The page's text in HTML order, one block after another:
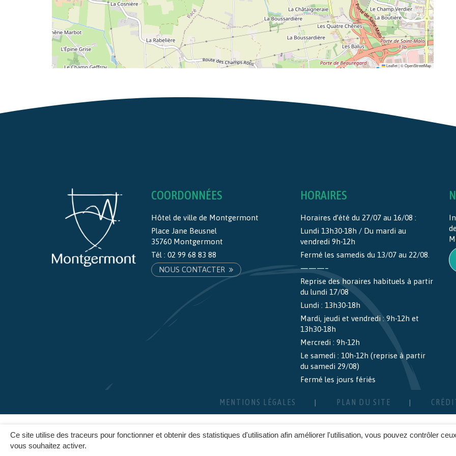
Ce site utilise des traceurs pour fonctionner et obtenir des statistiques d'utilisation afin améliorer l'utilisation, vous pouvez contrôler
vous souhaitez activer.
Leaflet|©OpenStreetMap
COORDONNÉES
Hôtel de ville de Montgermont
Place Jane Beusnel
35760 Montgermont
Tél : 02 99 68 83 88
NOUS CONTACTER
HORAIRES
Horaires d’été du 27/07 au 16/08 :
Lundi 13h30-18h / Du mardi au
vendredi 9h-12h
Fermé les samedis du 13/07 au 22/08.
———–
Reprise des horaires habituels à partir
du lundi 17/08
Lundi : 13h30-18h
Mardi, jeudi et vendredi : 9h-12h et
13h30-18h
Mercredi : 9h-12h
Le samedi : 10h-12h (reprise à partir
du samedi 29/08)
Fermé les jours fériés
MENTIONS LÉGALES PLAN DU SITE